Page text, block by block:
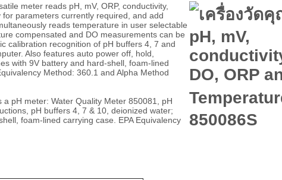
meter reads pH, mV, ORP, conductivity,
parameters currently required, and add
reads temperature in user selectable
compensated and DO measurements can be
calibration recognition of pH buffers 4, 7 and
Also features auto power off, hold,
with 9V battery and hard-shell, foam-lined
Method: 360.1 and Alpha Method
pH meter: Water Quality Meter 850081, pH
pH buffers 4, 7 & 10, deionized water;
foam-lined carrying case. EPA Equivalency